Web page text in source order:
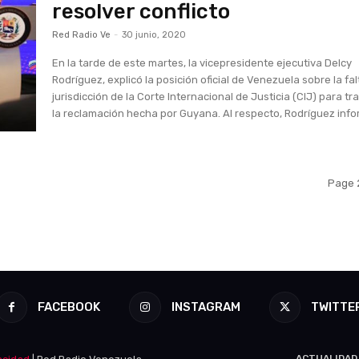
resolver conflicto
Red Radio Ve - 30 junio, 2020
En la tarde de este martes, la vicepresidente ejecutiva Delcy
Rodríguez, explicó la posición oficial de Venezuela sobre la
jurisdicción de la Corte Internacional de Justicia (CIJ) para
la reclamación hecha por Guyana. Al respecto, Rodríguez
Page
FACEBOOK INSTAGRAM